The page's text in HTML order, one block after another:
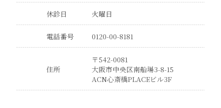
休診日 火曜日
電話番号 0120-00-8181
住所
〒542-0081
大阪市中央区南船場3-8-15
ACN心斎橋PLACEビル3F